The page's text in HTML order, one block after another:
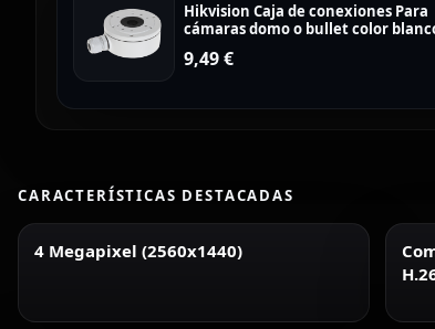
Hikvision Caja de conexiones Para
cámaras domo o bullet color
9,49€
CARACTERÍSTICAS DESTACADAS
4 Megapixel (2560x1440)